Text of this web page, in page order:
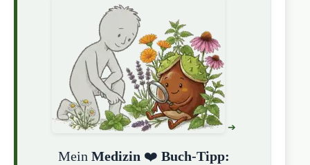
MeinMedizin ❤️Buch-Tipp: